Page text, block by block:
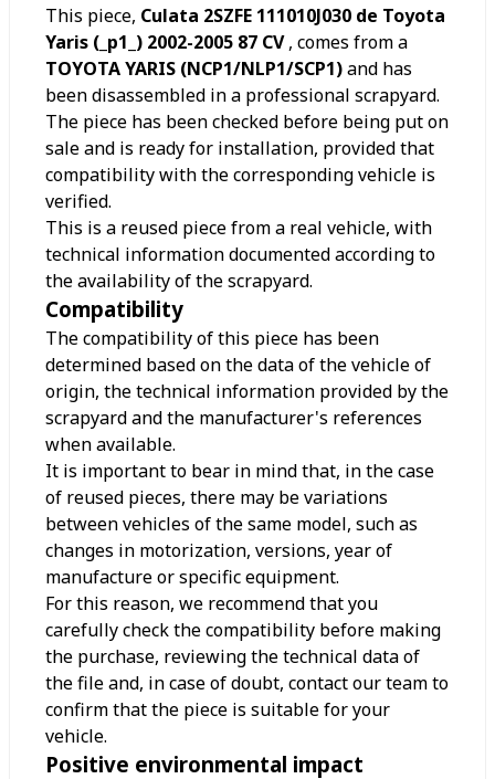
This piece, Culata 2SZFE 111010J030 de Toyota
Yaris (_p1_) 2002-2005 87 CV, comes from a
TOYOTA YARIS (NCP1/NLP1/SCP1)and has
been disassembled in a professional scrapyard.
The piece has been checked before being put on
sale and is ready for installation, provided that
compatibility with the corresponding vehicle is
verified.
This is a reused piece from a real vehicle, with
technical information documented according to
the availability of the scrapyard.
Compatibility
The compatibility of this piece has been
determined based on the data of the vehicle of
origin, the technical information provided by the
scrapyard and the manufacturer's references
when available.
It is important to bear in mind that, in the case
of reused pieces, there may be variations
between vehicles of the same model, such as
changes in motorization, versions, year of
manufacture or specific equipment.
For this reason, we recommend that you
carefully check the compatibility before making
the purchase, reviewing the technical data of
the file and, in case of doubt, contact our team to
confirm that the piece is suitable for your
vehicle.
Positive environmental impact